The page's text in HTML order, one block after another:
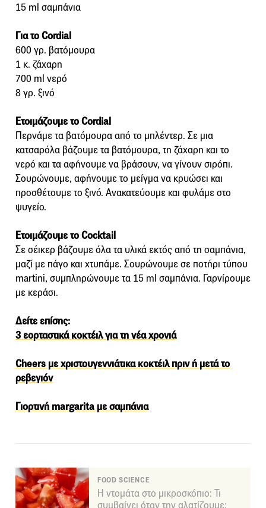
15 ml σαμπάνια
Για το Cordial
600 γρ. βατόμουρα
1 κ. ζάχαρη
700 ml νερό
8 γρ. ξινό
Ετοιμάζουμε το Cordial
Περνάμε τα βατόμουρα από το μπλέντερ. Σε μια
κατσαρόλα βάζουμε τα βατόμουρα, τη ζάχαρη και το
νερό και τα αφήνουμε να βράσουν, να γίνουν σιρόπι.
Σουρώνουμε, αφήνουμε το μείγμα να κρυώσει και
προσθέτουμε το ξινό. Ανακατεύουμε και φυλάμε στο
ψυγείο.
Ετοιμάζουμε το Cocktail
Σε σέικερ βάζουμε όλα τα υλικά εκτός από τη σαμπάνια,
μαζί με πάγο και χτυπάμε. Σουρώνουμε σε ποτήρι τύπου
martini, συμπληρώνουμε τα 15 ml σαμπάνια. Γαρνίρουμε
με κεράσι.
Δείτε επίσης:
3 εορταστικά κοκτέιλ για τη νέα χρονιά
Cheers με χριστουγεννιάτικα κοκτέιλ πριν ή μετά το
ρεβεγιόν
Γιορτινή margarita με σαμπάνια
FOOD SCIENCE
Η ντομάτα στο μικροσκόπιο: Τι
συμβαίνει όταν την αλατίζουμε;